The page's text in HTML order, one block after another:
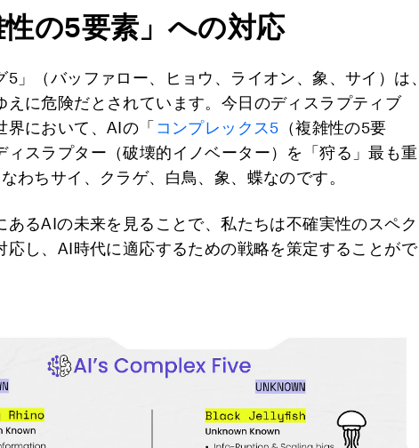
の5要素」への対応
」（バッファロー、ヒョウ、ライオン、象、サイ）は、
えに危険だとされています。今日のディスラプティブ
界において、AIの「 コンプレックス5 （複雑性の5要
ィスラプター（破壊的イノベーター）を「狩る」最も重
わちサイ、クラゲ、白鳥、象、蝶なのです。
あるAIの未来を見ることで、私たちは不確実性のスペク
応し、AI時代に適応するための戦略を策定することがで